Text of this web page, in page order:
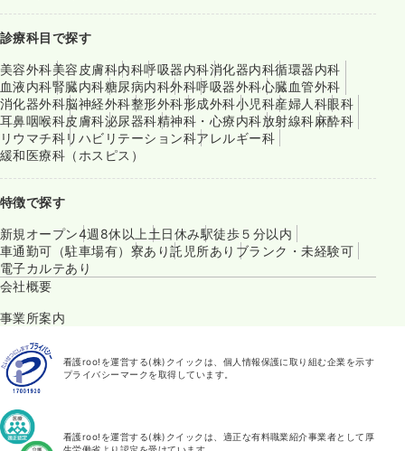
診療科目で探す
美容外科美容皮膚科内科呼吸器内科消化器内科循環器内科
血液内科腎臓内科糖尿病内科外科呼吸器外科心臓血管外科
消化器外科脳神経外科整形外科形成外科小児科産婦人科眼科
耳鼻咽喉科皮膚科泌尿器科精神科・心療内科放射線科麻酔科
リウマチ科リハビリテーション科アレルギー科
緩和医療科（ホスピス）
特徴で探す
新規オープン4週8休以上 土日休み駅徒歩５分以内
車通勤可（駐車場有） 寮あり託児所あり ブランク・未経験可
電子カルテあり
会社概要
事業所案内
看護roo!を運営する(株)クイックは、個人情報保護に取り組む企業を示す
プライバシーマークを取得しています。
看護roo!を運営する(株)クイックは、適正な有料職業紹介事業者として厚